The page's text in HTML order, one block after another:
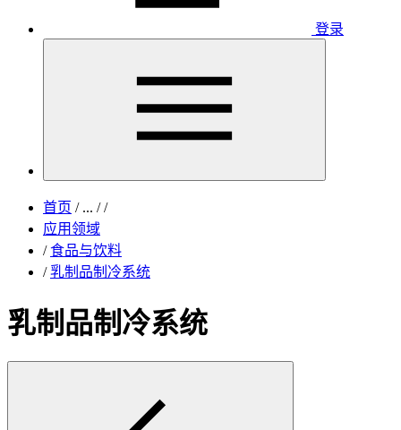
登录
首页 /... / /
应用领域
/ 食品与饮料
/ 乳制品制冷系统
乳制品制冷系统